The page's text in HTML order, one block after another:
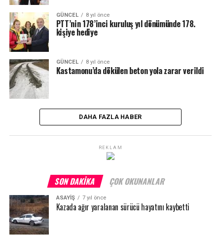
GÜNCEL 8 yıl önce
PTT’nin 178’inci kuruluş yıl dönümünde 178.
kişiye hediye
GÜNCEL 8 yıl önce
Kastamonu’da dökülen beton yola zarar verildi
DAHA FAZLA HABER
REKLAM
SON DAKIKA ÇOK OKUNANLAR
ASAYİŞ 7 yıl önce
Kazada ağır yaralanan sürücü hayatını kaybetti